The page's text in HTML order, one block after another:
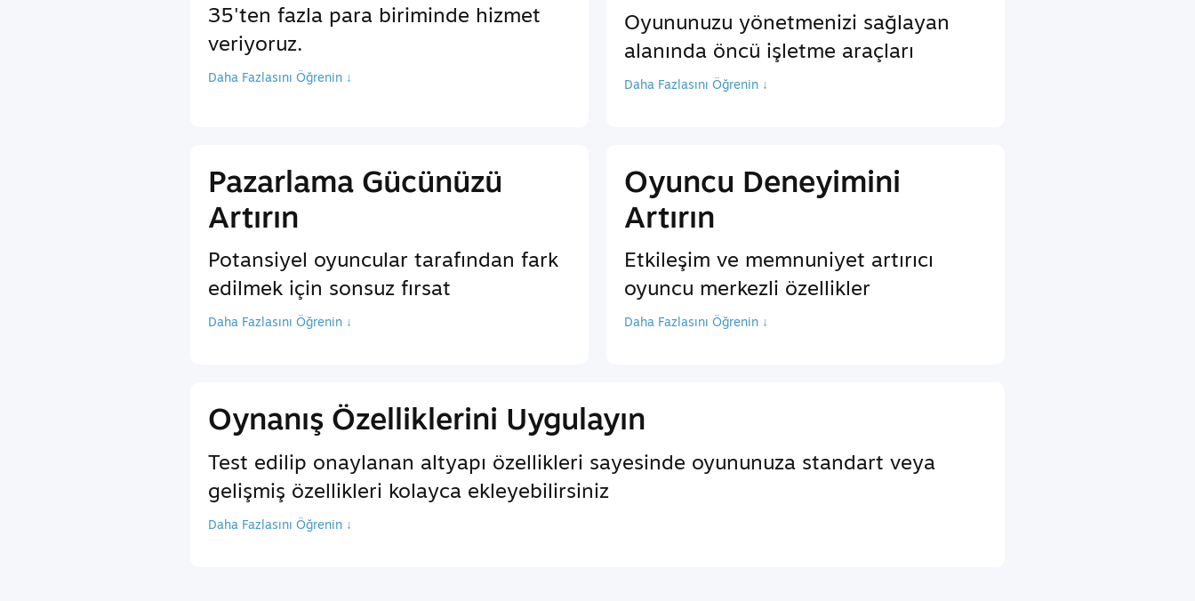
35'ten fazla para biriminde hizmet
veriyoruz.
Daha Fazlasını Öğrenin ↓
Oyununuzu yönetmenizi sağlayan
alanında öncü işletme araçları
Daha Fazlasını Öğrenin ↓
Pazarlama Gücünüzü
Artırın
Potansiyel oyuncular tarafından fark
edilmek için sonsuz fırsat
Daha Fazlasını Öğrenin ↓
Oyuncu Deneyimini
Artırın
Etkileşim ve memnuniyet artırıcı
oyuncu merkezli özellikler
Daha Fazlasını Öğrenin ↓
Oynanış Özelliklerini Uygulayın
Test edilip onaylanan altyapı özellikleri sayesinde oyununuza standart veya
gelişmiş özellikleri kolayca ekleyebilirsiniz
Daha Fazlasını Öğrenin ↓